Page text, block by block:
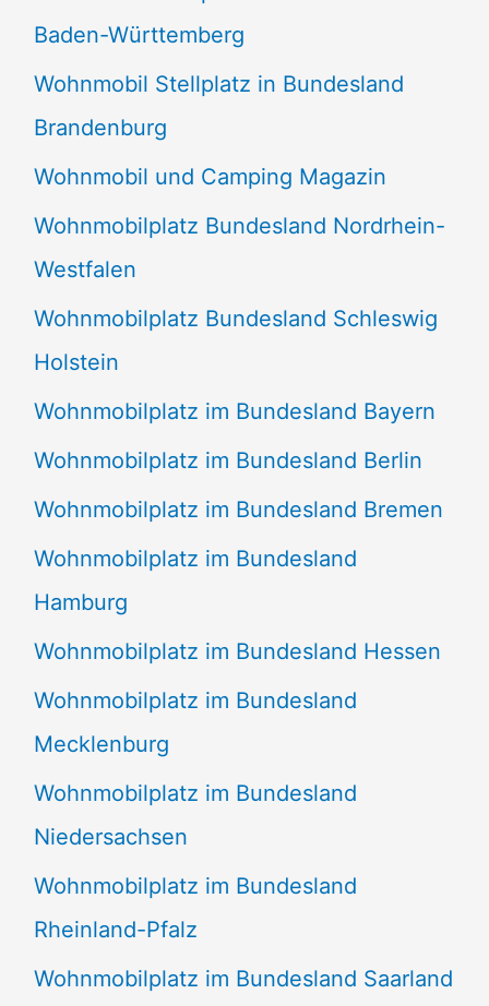
Baden-Württemberg
Wohnmobil Stellplatz in Bundesland
Brandenburg
Wohnmobil und Camping Magazin
Wohnmobilplatz Bundesland Nordrhein-
Westfalen
Wohnmobilplatz Bundesland Schleswig
Holstein
Wohnmobilplatz im Bundesland Bayern
Wohnmobilplatz im Bundesland Berlin
Wohnmobilplatz im Bundesland Bremen
Wohnmobilplatz im Bundesland
Hamburg
Wohnmobilplatz im Bundesland Hessen
Wohnmobilplatz im Bundesland
Mecklenburg
Wohnmobilplatz im Bundesland
Niedersachsen
Wohnmobilplatz im Bundesland
Rheinland-Pfalz
Wohnmobilplatz im Bundesland Saarland